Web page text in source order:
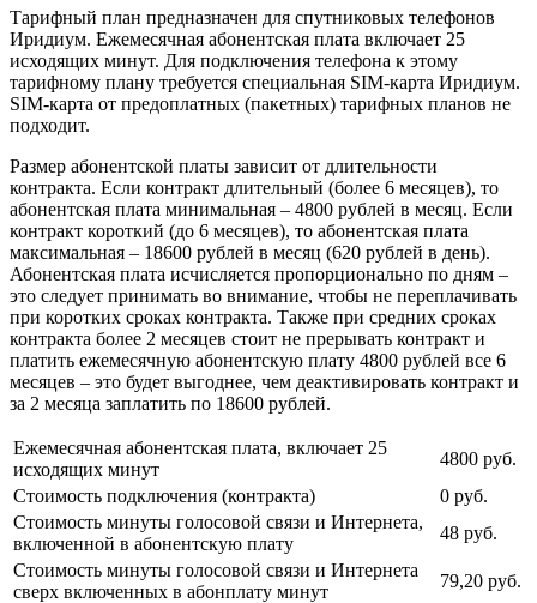
Тарифный план предназначен для спутниковых телефонов
Иридиум. Ежемесячная абонентская плата включает 25
исходящих минут. Для подключения телефона к этому
тарифному плану требуется специальная SIM-карта Иридиум.
SIM-карта от предоплатных (пакетных) тарифных планов не
подходит.
Размер абонентской платы зависит от длительности
контракта. Если контракт длительный (более 6 месяцев), то
абонентская плата минимальная – 4800 рублей в месяц. Если
контракт короткий (до 6 месяцев), то абонентская плата
максимальная – 18600 рублей в месяц (620 рублей в день).
Абонентская плата исчисляется пропорционально по дням –
это следует принимать во внимание, чтобы не переплачивать
при коротких сроках контракта. Также при средних сроках
контракта более 2 месяцев стоит не прерывать контракт и
платить ежемесячную абонентскую плату 4800 рублей все 6
месяцев – это будет выгоднее, чем деактивировать контракт и
за 2 месяца заплатить по 18600 рублей.
Ежемесячная абонентская плата, включает 25
исходящих минут
4800 руб.
Стоимость подключения (контракта)
0 руб.
Стоимость минуты голосовой связи и Интернета,
включенной в абонентскую плату
48 руб.
Стоимость минуты голосовой связи и Интернета
сверх включенных в абонплату минут
79,20 руб.